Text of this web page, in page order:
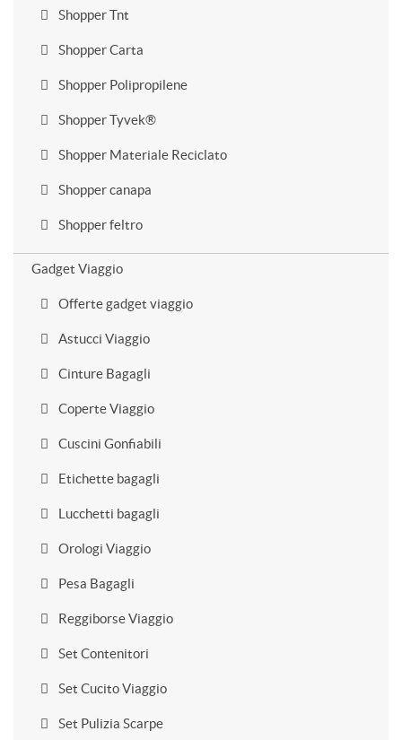
Shopper Tnt
Shopper Carta
Shopper Polipropilene
Shopper Tyvek®
Shopper Materiale Reciclato
Shopper canapa
Shopper feltro
Gadget Viaggio
Offerte gadget viaggio
Astucci Viaggio
Cinture Bagagli
Coperte Viaggio
Cuscini Gonfiabili
Etichette bagagli
Lucchetti bagagli
Orologi Viaggio
Pesa Bagagli
Reggiborse Viaggio
Set Contenitori
Set Cucito Viaggio
Set Pulizia Scarpe